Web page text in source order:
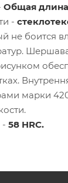
Общая
-
не боится
марки
- 58 HRC.